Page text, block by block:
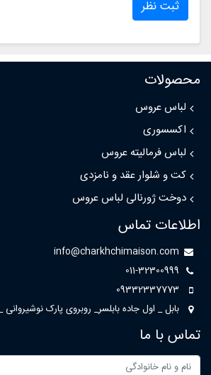
ثبت نظر
محصولات
لباس عروس
اکسسوری
لباس فرمالیته عروس
کت و شلوار عقد و نامزدی
دوخت ژورنالی لباس عروس
اطلاعات تماس
info@charkhchimaison.com
011-32300999
09332337773
بابل _ اول جاده بابلسر_ روبروی پارک نوشیروانی
تماس با ما